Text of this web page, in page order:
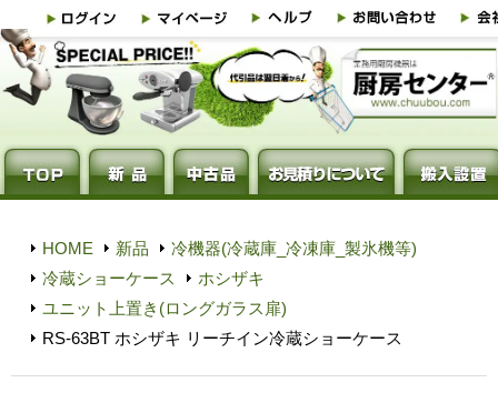
HOME 新品
冷機器(冷蔵庫_冷凍庫_製氷機等)
冷蔵ショーケース
ホシザキ
ユニット上置き(ロングガラス扉)
RS-63BT ホシザキ リーチイン冷蔵ショーケース